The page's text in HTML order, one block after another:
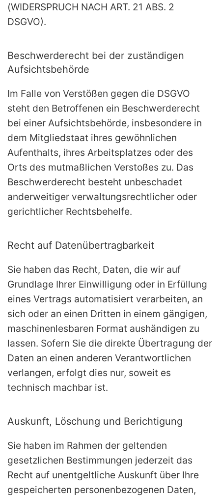
(WIDERSPRUCH NACH ART. 21 ABS. 2
DSGVO).
Beschwerde­recht bei der zuständigen
Aufsichts­behörde
Im Falle von Verstößen gegen die DSGVO
steht den Betroffenen ein Beschwerderecht
bei einer Aufsichtsbehörde, insbesondere in
dem Mitgliedstaat ihres gewöhnlichen
Aufenthalts, ihres Arbeitsplatzes oder des
Orts des mutmaßlichen Verstoßes zu. Das
Beschwerderecht besteht unbeschadet
anderweitiger verwaltungsrechtlicher oder
gerichtlicher Rechtsbehelfe.
Recht auf Daten­übertrag­barkeit
Sie haben das Recht, Daten, die wir auf
Grundlage Ihrer Einwilligung oder in Erfüllung
eines Vertrags automatisiert verarbeiten, an
sich oder an einen Dritten in einem gängigen,
maschinenlesbaren Format aushändigen zu
lassen. Sofern Sie die direkte Übertragung der
Daten an einen anderen Verantwortlichen
verlangen, erfolgt dies nur, soweit es
technisch machbar ist.
Auskunft, Löschung und Berichtigung
Sie haben im Rahmen der geltenden
gesetzlichen Bestimmungen jederzeit das
Recht auf unentgeltliche Auskunft über Ihre
gespeicherten personenbezogenen Daten,